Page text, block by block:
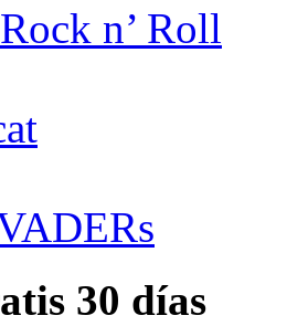
n’ Roll
30 días